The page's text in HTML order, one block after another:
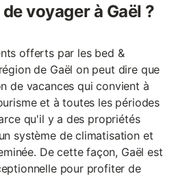
voyager à Gaël ?
offerts par les bed &
de Gaël on peut dire que
de vacances qui convient à
et à toutes les périodes
qu'il y a des propriétés
système de climatisation et
De cette façon, Gaël est
pour profiter de